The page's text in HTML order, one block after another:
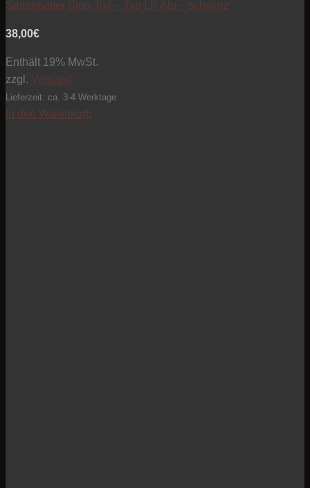
Saitenhalter Stop-Tail – Typ LP Alu – schwarz
38,00€
Enthält 19% MwSt.
zzgl. Versand
Lieferzeit: ca. 3-4 Werktage
In den Warenkorb